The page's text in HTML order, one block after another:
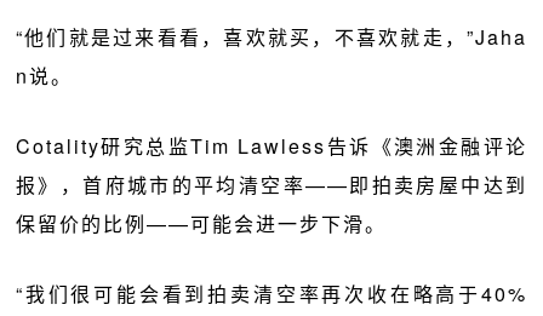
“他们就是过来看看，喜欢就买，不喜欢就走，”Jaha
n说。
Cotality研究总监Tim Lawless告诉《澳洲金融评论
报》，首府城市的平均清空率——即拍卖房屋中达到
保留价的比例——可能会进一步下滑。
“我们很可能会看到拍卖清空率再次收在略高于40%